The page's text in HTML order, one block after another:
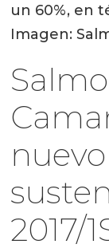
un 60%, en
Imagen:
2017/